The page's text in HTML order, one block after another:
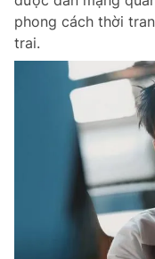
phong cách thời
trai.